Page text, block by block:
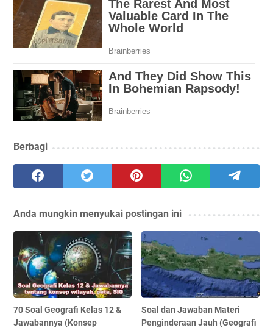
Berbagi
Anda mungkin menyukai postingan ini
70 Soal Geografi Kelas 12 &
Jawabannya (Konsep
Soal dan Jawaban Materi
Penginderaan Jauh (Geografi